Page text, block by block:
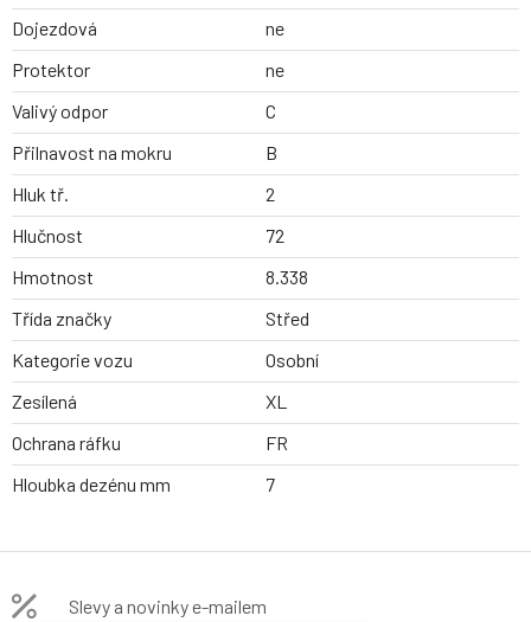
Dojezdová
ne
Protektor
ne
Valivý odpor
C
Přilnavost na mokru
B
Hluk tř.
2
Hlučnost
72
Hmotnost
8.338
Třída značky
Střed
Kategorie vozu
Osobní
Zesílená
XL
Ochrana ráfku
FR
Hloubka dezénu mm
7
Slevy a novinky e-mailem